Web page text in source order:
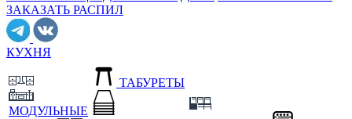
ЗАКАЗАТЬ РАСПИЛ
КУХНЯ
МОДУЛЬНЫЕ
ТАБУРЕТЫ